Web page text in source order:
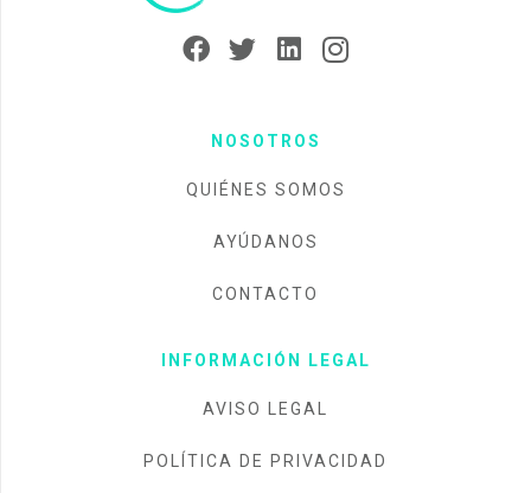
NOSOTROS
QUIÉNES SOMOS
AYÚDANOS
CONTACTO
INFORMACIÓN LEGAL
AVISO LEGAL
POLÍTICA DE PRIVACIDAD